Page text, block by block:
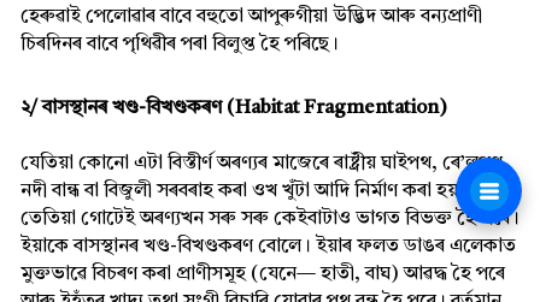
হেৰুৱাই পেলোৱাৰ বাবে বহুতো আপুৰুগীয়া উদ্ভিদ আৰু বন্যপ্ৰাণী
চিৰদিনৰ বাবে পৃথিৱীৰ পৰা বিলুপ্ত হৈ পৰিছে।
২/ বাসস্থানৰ খণ্ড-বিখণ্ডকৰণ (Habitat Fragmentation)
যেতিয়া কোনো এটা বিস্তীৰ্ণ অৰণ্যৰ মাজেৰে ৰাষ্ট্ৰীয় ঘাইপথ, ৰে’লপথ,
নদী বান্ধ বা বিজুলী সৰবৰাহ কৰা ওখ খুঁটা আদি নিৰ্মাণ কৰা হয়,
তেতিয়া গোটেই অৰণ্যখন সৰু সৰু কেইবাটাও ভাগত বিভক্ত হৈ পৰে।
ইয়াকে বাসস্থানৰ খণ্ড-বিখণ্ডকৰণ বোলে। ইয়াৰ ফলত ডাঙৰ এলেকাত
মুক্তভাৱে বিচৰণ কৰা প্ৰাণীসমূহ (যেনে— হাতী, বাঘ) আৱদ্ধ হৈ পৰে